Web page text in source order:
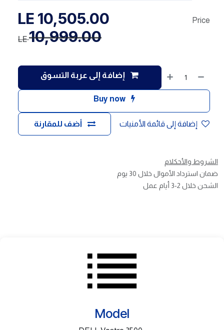
إضافة إلى عربة التسوق
Buy now
أضف للمقارنة إضافة إلى قائمة الأمنيات
Price
10,505.00
10,999.00
LE
الشروط والأحكلام
ضمان استرداد الأموال خلال 30 يوم
الشحن خلال 2-3 أيام عمل
Model